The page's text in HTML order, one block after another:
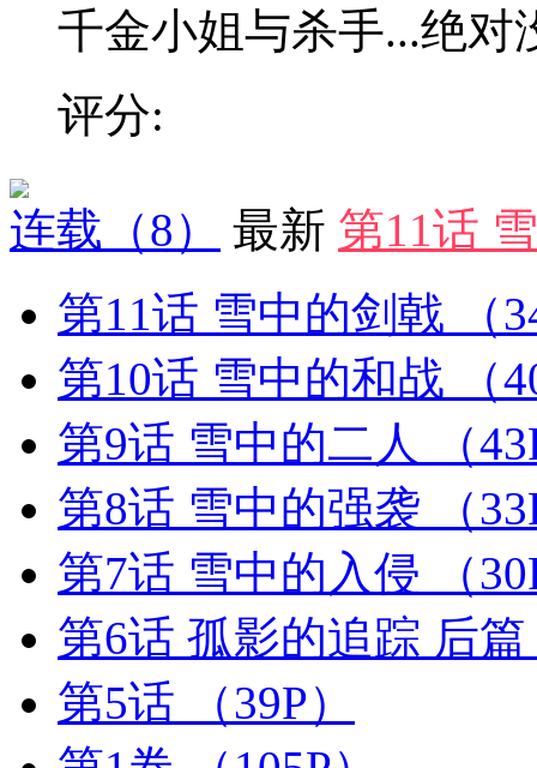
千金小姐与杀手...绝对
评分:
连载 （8） 最新 第11话
第11话 雪中的剑戟
（
第10话 雪中的和战
（
第9话 雪中的二人
（
第8话 雪中的强袭
（
第7话 雪中的入侵
（
第6话 孤影的追踪 后篇
第5话
（39P）